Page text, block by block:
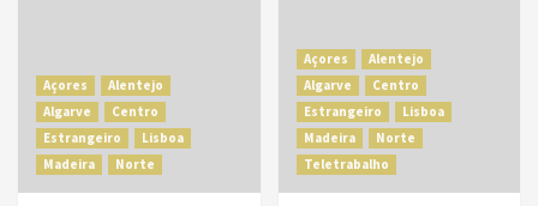
Açores
Alentejo
Algarve
Centro
Estrangeiro
Lisboa
Madeira
Norte
Açores
Alentejo
Algarve
Centro
Estrangeiro
Lisboa
Madeira
Norte
Teletrabalho